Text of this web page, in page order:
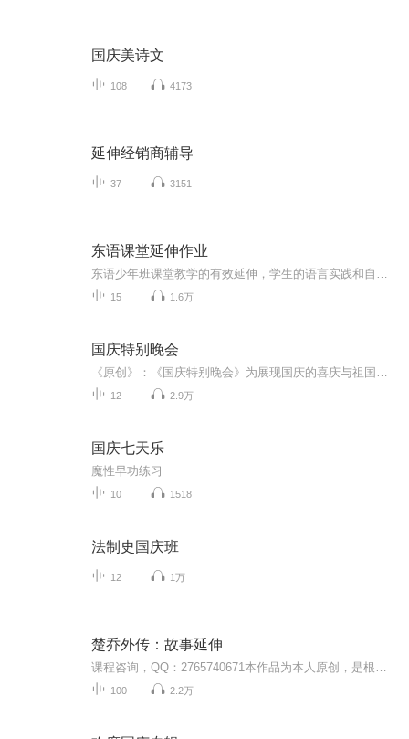
国庆美诗文
108 4173
延伸经销商辅导
37 3151
东语课堂延伸作业
15 1.6万
国庆特别晚会
12 2.9万
国庆七天乐
魔性早功练习
10 1518
法制史国庆班
12 1万
楚乔外传：故事延伸
100 2.2万